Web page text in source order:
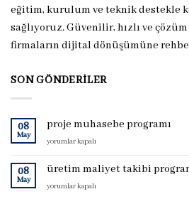
eğitim, kurulum ve teknik destekle
sağlıyoruz. Güvenilir, hızlı ve çözüm
firmaların dijital dönüşümüne
SON GÖNDERILER
08
May
proje muhasebe programı
proje
programı
yorumlar kapalı
08
May
üretim maliyet takibi
üretim
yorumlar kapalı